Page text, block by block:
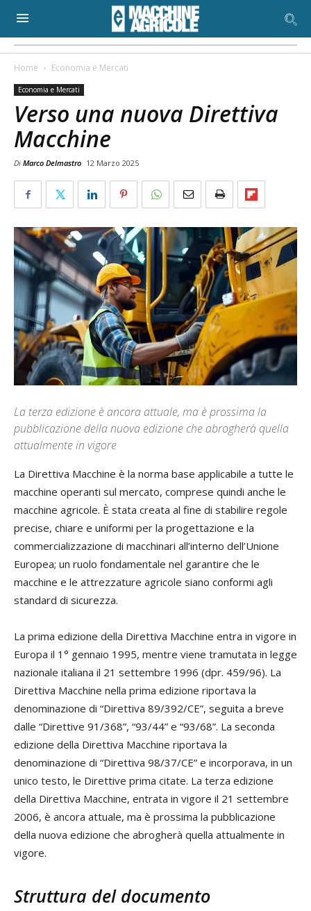
Home Economia e Mercati
Economia e Mercati
Verso una nuova Direttiva
Macchine
Di Marco Delmastro 12 Marzo 2025
La terza edizione è ancora attuale, ma è prossima la
pubblicazione della nuova edizione che abrogherà quella
attualmente in vigore
La Direttiva Macchine è la norma base applicabile a tutte le
macchine operanti sul mercato, comprese quindi anche le
macchine agricole. È stata creata al fine di stabilire regole
precise, chiare e uniformi per la progettazione e la
commercializzazione di macchinari all’interno dell’Unione
Europea; un ruolo fondamentale nel garantire che le
macchine e le attrezzature agricole siano conformi agli
standard di sicurezza.
La prima edizione della Direttiva Macchine entra in vigore in
Europa il 1° gennaio 1995, mentre viene tramutata in legge
nazionale italiana il 21 settembre 1996 (dpr. 459/96). La
Direttiva Macchine nella prima edizione riportava la
denominazione di “Direttiva 89/392/CE”, seguita a breve
dalle “Direttive 91/368”, “93/44” e “93/68”. La seconda
edizione della Direttiva Macchine riportava la
denominazione di “Direttiva 98/37/CE” e incorporava, in un
unico testo, le Direttive prima citate. La terza edizione
della Direttiva Macchine, entrata in vigore il 21 settembre
2006, è ancora attuale, ma è prossima la pubblicazione
della nuova edizione che abrogherà quella attualmente in
vigore.
Struttura del documento